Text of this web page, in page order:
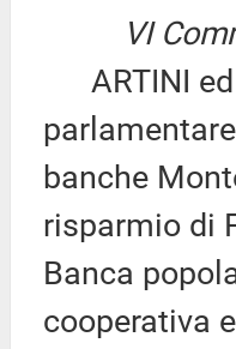
VI
ARTINI ed
banche
risparmio di
Banca
cooperativa